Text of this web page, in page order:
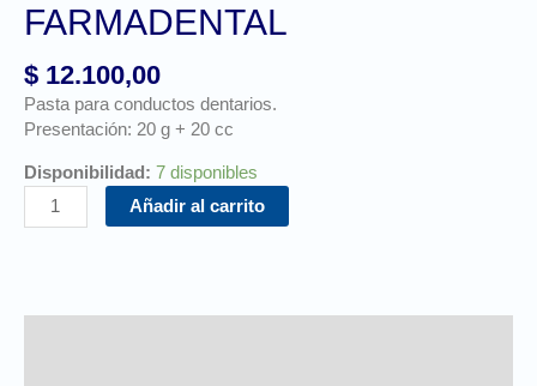
FARMADENTAL
$ 12.100,00
Pasta para conductos dentarios.
Presentación: 20 g + 20 cc
Disponibilidad: 7 disponibles
Añadir al carrito